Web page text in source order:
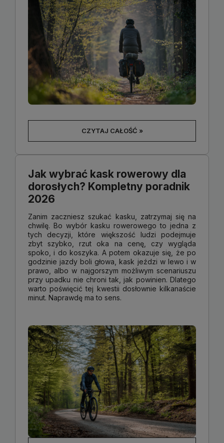
CZYTAJ CAŁOŚĆ »
Jak wybrać kask rowerowy dla
dorosłych? Kompletny poradnik
2026
Zanim zaczniesz szukać kasku, zatrzymaj się na
chwilę. Bo wybór kasku rowerowego to jedna z
tych decyzji, które większość ludzi podejmuje
zbyt szybko, rzut oka na cenę, czy wygląda
spoko, i do koszyka. A potem okazuje się, że po
godzinie jazdy boli głowa, kask jeździ w lewo i w
prawo, albo w najgorszym możliwym scenariuszu
przy upadku nie chroni tak, jak powinien. Dlatego
warto poświęcić tej kwestii dosłownie kilkanaście
minut. Naprawdę ma to sens.